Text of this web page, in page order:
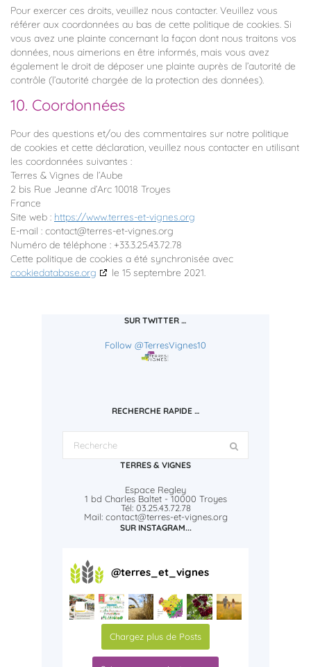
Pour exercer ces droits, veuillez nous contacter. Veuillez vous
référer aux coordonnées au bas de cette politique de cookies. Si
vous avez une plainte concernant la façon dont nous traitons vos
données, nous aimerions en être informés, mais vous avez
également le droit de déposer une plainte auprès de l’autorité de
contrôle (l’autorité chargée de la protection des données).
10. Coordonnées
Pour des questions et/ou des commentaires sur notre politique
de cookies et cette déclaration, veuillez nous contacter en utilisant
les coordonnées suivantes :
Terres & Vignes de l’Aube
2 bis Rue Jeanne d’Arc 10018 Troyes
France
Site web : https://www.terres-et-vignes.org
E-mail : contact@terres-et-vignes.org
Numéro de téléphone : +33.3.25.43.72.78
Cette politique de cookies a été synchronisée avec
cookiedatabase.org
le 15 septembre 2021.
SUR TWITTER …
Follow @TerresVignes10
RECHERCHE RAPIDE …
TERRES & VIGNES
Espace Regley
1 bd Charles Baltet - 10000 Troyes
Tél: 03.25.43.72.78
Mail: contact@terres-et-vignes.org
SUR INSTAGRAM...
@terres_et_vignes
Chargez plus de Posts